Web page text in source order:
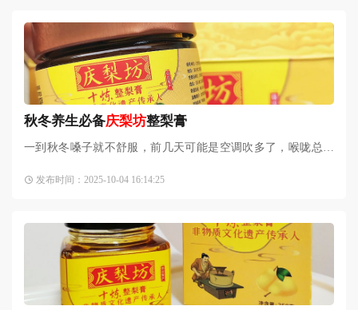
秋冬养生必备庆梨坊整梨膏
一到秋冬嗓子就不舒服，前几天可能是空调吹多了，喉咙总是
品，整梨膏。梨子具有清心
发布时间：2025-10-04 16:14:25